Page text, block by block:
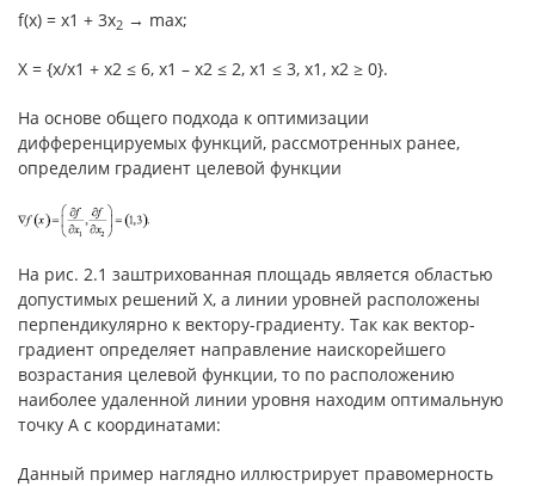
f(x) = x1 + 3x2 → max;
X = {x/x1 + x2 ≤ 6, x1 – x2 ≤ 2, x1 ≤ 3, x1, x2 ≥ 0}.
На основе общего подхода к оптимизации
дифференцируемых функций, рассмотренных ранее,
определим градиент целевой функции
На рис. 2.1 заштрихованная площадь является областью
допустимых решений Х, а линии уровней расположены
перпендикулярно к вектору-градиенту. Так как вектор-
градиент определяет направление наискорейшего
возрастания целевой функции, то по расположению
наиболее удаленной линии уровня находим оптимальную
точку А с координатами:
Данный пример наглядно иллюстрирует правомерность